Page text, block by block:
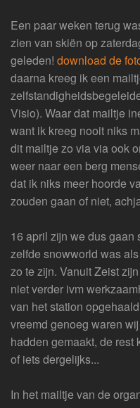
Een paar weken terug
zien van skiën op
geleden! download de
daarna kreeg ik een
Visio). Waar dat mailtje
want ik kreeg nooit niks
dit mailtje zo via via ook
weer naar een berg
dat ik niks meer hoorde
zouden gaan of niet,
16 april zijn we dus gaan
zelfde snowworld was
zo te zijn. Vanuit Zeist
niet verder ivm
van het station
vreemd genoeg waren
hadden gemaakt, de
of iets dergelijks...
In het mailtje van de